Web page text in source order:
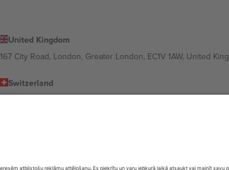
United Kingdom
167 City Road, London, Greater London, EC1V 1AW, United
Switzerland